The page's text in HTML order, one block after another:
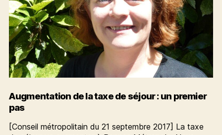
Augmentation de la taxe de séjour : un premier
pas
[Conseil métropolitain du 21 septembre 2017] La taxe